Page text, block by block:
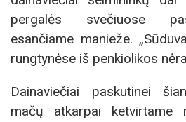
pergalės svečiuose
esančiame manieže.
rungtynėse iš penkiolikos
Dainaviečiai paskutinei
mačų atkarpai ketvirtame